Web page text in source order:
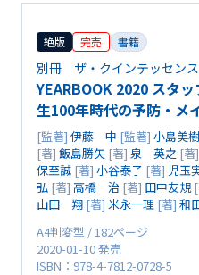
絶版 完売 書籍
別冊 ザ・クインテッセンス
YEARBOOK 2020 スタ
生100年時代の予防・メ
[監著] 伊藤 中 [監著] 小島美樹
[著] 飯島勝矢 [著] 泉 英之 [著]
保至誠 [著] 小谷泰子 [著] 児玉
弘 [著] 高橋 治 [著] 田中友規[
山田 翔 [著] 米永一理 [著] 和
A4判変型 / 182ページ
2020-01-10 発売
ISBN：978-4-7812-0728-5